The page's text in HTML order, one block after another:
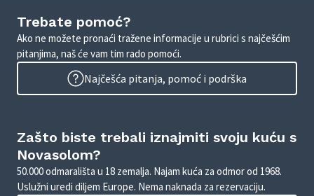
Trebate pomoć?
Ako ne možete pronaći tražene informacije u rubrici s najčešćim
pitanjima, naš će vam tim rado pomoći.
Najčešća pitanja, pomoć i podrška
Zašto biste trebali iznajmiti svoju kuću s
Novasolom?
50.000 odmarališta u 18 zemalja. Najam kuća za odmor od 1968.
Uslužni uredi diljem Europe. Nema naknada za rezervaciju.